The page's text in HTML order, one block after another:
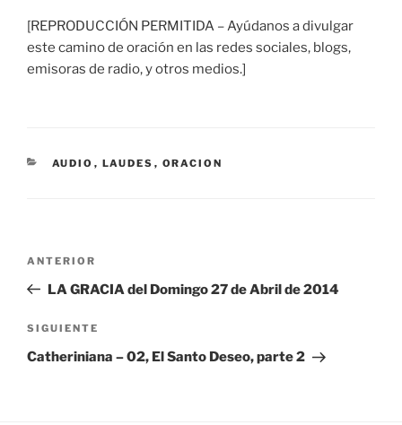
[REPRODUCCIÓN PERMITIDA – Ayúdanos a divulgar
este camino de oración en las redes sociales, blogs,
emisoras de radio, y otros medios.]
CATEGORÍAS
AUDIO , LAUDES , ORACION
entradas
Entrada
anterior:
ANTERIOR
LA GRACIA del Domingo 27 de Abril de 2014
Siguiente
entrada
SIGUIENTE
Catheriniana – 02, El Santo Deseo, parte 2